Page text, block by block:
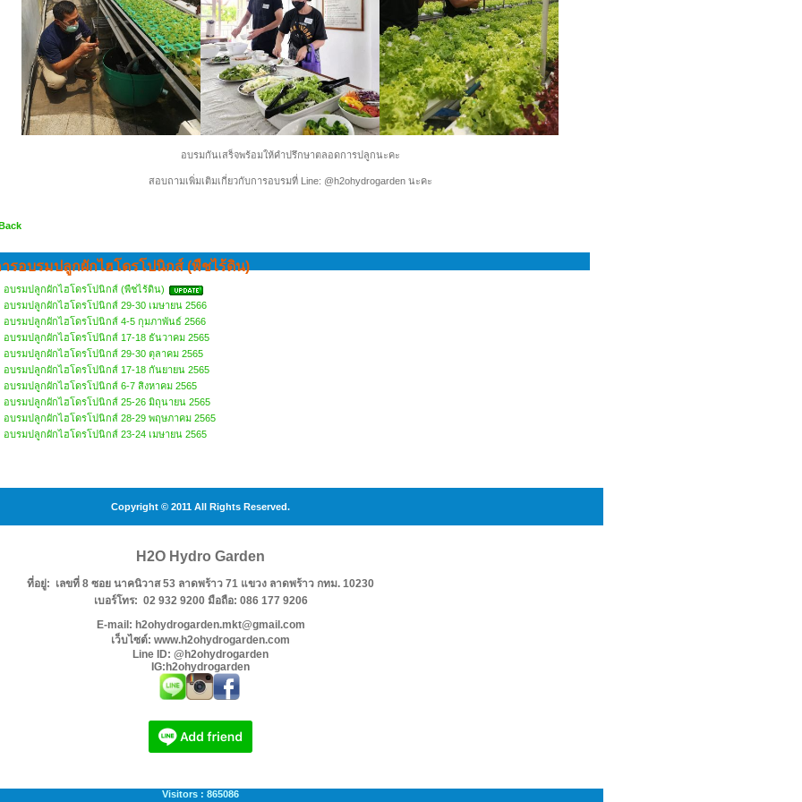
อบรมกันเสร็จพร้อมให้คำปรึกษาตลอดการปลูกนะคะ
สอบถามเพิ่มเติมเกี่ยวกับการอบรมที่ Line: @h2ohydrogarden นะคะ
รอบรมปลูกผักไฮโดรโปนิกส์ (พืชไร้ดิน)
อบรมปลูกผักไฮโดรโปนิกส์ (พืชไร้ดิน)
อบรมปลูกผักไฮโดรโปนิกส์ 29-30 เมษายน 2566
อบรมปลูกผักไฮโดรโปนิกส์ 4-5 กุมภาพันธ์ 2566
อบรมปลูกผักไฮโดรโปนิกส์ 17-18 ธันวาคม 2565
อบรมปลูกผักไฮโดรโปนิกส์ 29-30 ตุลาคม 2565
อบรมปลูกผักไฮโดรโปนิกส์ 17-18 กันยายน 2565
อบรมปลูกผักไฮโดรโปนิกส์ 6-7 สิงหาคม 2565
อบรมปลูกผักไฮโดรโปนิกส์ 25-26 มิถุนายน 2565
อบรมปลูกผักไฮโดรโปนิกส์ 28-29 พฤษภาคม 2565
อบรมปลูกผักไฮโดรโปนิกส์ 23-24 เมษายน 2565
Copyright © 2011 All Rights Reserved.
H2O Hydro Garden
ที่อยู่: เลขที่ 8 ซอย นาคนิวาส 53 ลาดพร้าว 71 แขวง ลาดพร้าว กทม. 10230
เบอร์โทร: 02 932 9200 มือถือ: 086 177 9206
E-mail: h2ohydrogarden.mkt@gmail.com
เว็บไซต์: www.h2ohydrogarden.com
Line ID: @h2ohydrogarden
IG:h2ohydrogarden
Visitors : 865086